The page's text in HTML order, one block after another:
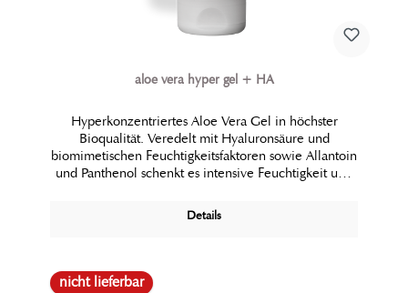
aloe vera hyper gel + HA
Hyperkonzentriertes Aloe Vera Gel in höchster
Bioqualität. Veredelt mit Hyaluronsäure und
biomimetischen Feuchtigkeitsfaktoren sowie Allantoin
und Panthenol schenkt es intensive Feuchtigkeit und
Feuchtigkeitspackung für Gesicht und Körper oder als
linderndes SOS Gel bei Sonnenbrand, dieses Gel ist
Details
nicht lieferbar